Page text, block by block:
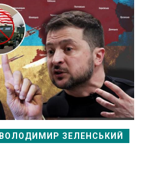
ВОЛОДИМИР ЗЕЛЕНСЬКИЙ